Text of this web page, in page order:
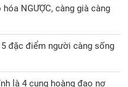
NGƯỢC, càng già càng
đặc điểm người càng sống
là 4 cung hoàng đạo nợ